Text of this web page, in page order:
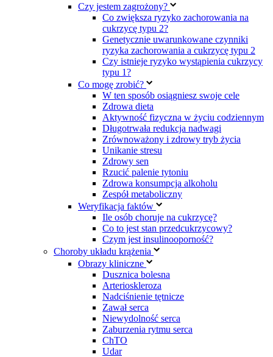
Czy jestem zagrożony?
Co zwiększa ryzyko zachorowania na
cukrzycę typu 2?
Genetycznie uwarunkowane czynniki
ryzyka zachorowania a cukrzycę typu 2
Czy istnieje ryzyko wystąpienia cukrzycy
typu 1?
Co mogę zrobić?
W ten sposób osiągniesz swoje cele
Zdrowa dieta
Aktywność fizyczna w życiu codziennym
Długotrwała redukcja nadwagi
Zrównoważony i zdrowy tryb życia
Unikanie stresu
Zdrowy sen
Rzucić palenie tytoniu
Zdrowa konsumpcja alkoholu
Zespół metaboliczny
Weryfikacja faktów
Ile osób choruje na cukrzycę?
Co to jest stan przedcukrzycowy?
Czym jest insulinooporność?
Choroby układu krążenia
Obrazy kliniczne
Dusznica bolesna
Arterioskleroza
Nadciśnienie tętnicze
Zawał serca
Niewydolność serca
Zaburzenia rytmu serca
ChTO
Udar